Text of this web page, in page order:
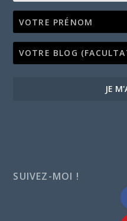
JE
SUIVEZ-MOI !